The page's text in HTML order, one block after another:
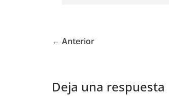
← Anterior
Deja una respuesta